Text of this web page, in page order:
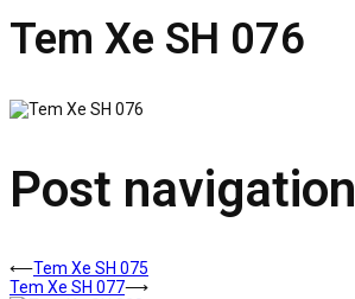
Tem Xe SH 076
Post navigation
⟵Tem Xe SH 075
Tem Xe SH 077⟶